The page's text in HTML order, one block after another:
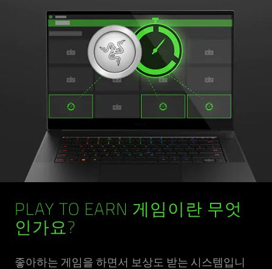
PLAY TO EARN 게임이란 무엇
인가요?
좋아하는 게임을 하면서 보상도 받는 시스템입니